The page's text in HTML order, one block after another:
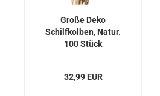
Große Deko
Schilfkolben, Natur.
100 Stück
32,99 EUR